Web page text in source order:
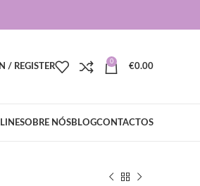
/ REGISTER
0
€0.00
SOBRE NÓSBLOGCONTACTOS